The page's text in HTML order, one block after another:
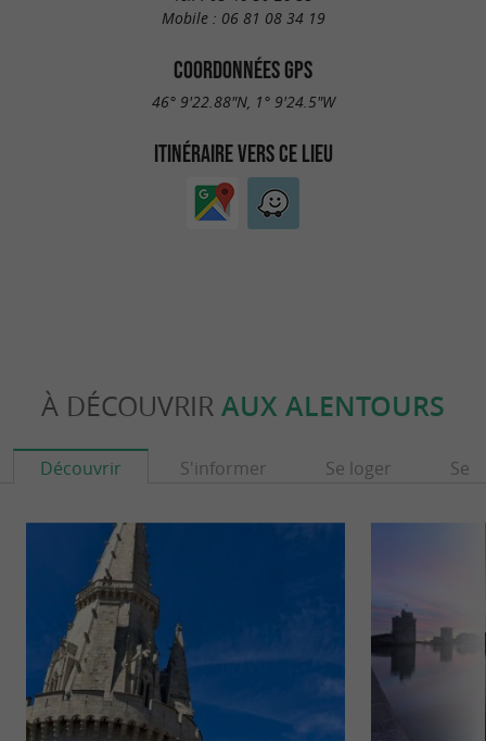
Mobile : 06 81 08 34 19
COORDONNÉES GPS
46° 9'22.88"N, 1° 9'24.5"W
ITINÉRAIRE VERS CE LIEU
À DÉCOUVRIR AUX ALENTOURS
Découvrir S'informer Se loger Se